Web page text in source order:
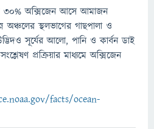
৩০% অক্সিজেন আসে আমাজন
অঞ্চলের স্থলভাগের গাছপালা ও
সূর্যের আলো, পানি ও কার্বন ডাই
প্রক্রিয়ার মাধ্যমে অক্সিজেন
facts/ocean-